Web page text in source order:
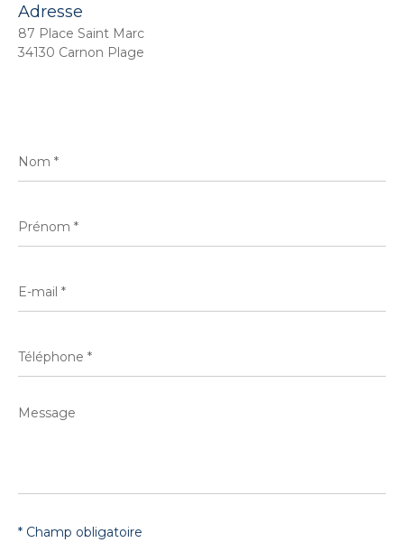
Adresse
87 Place Saint Marc
34130 Carnon Plage
*
*
mail
*
*
Message
*
* Champ obligatoire